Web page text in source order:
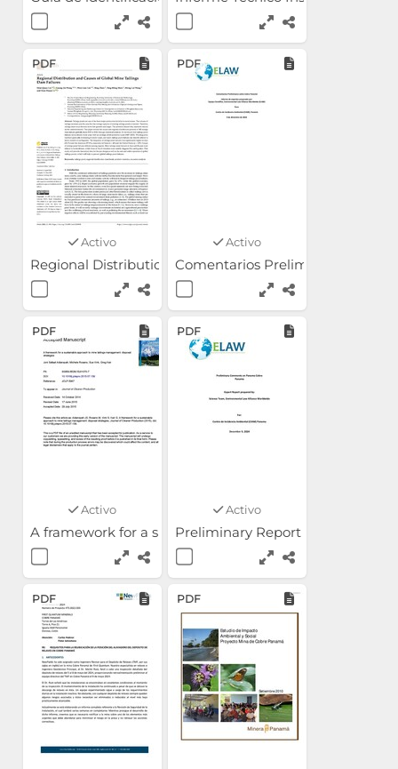
PDF
Activo
Regional Distribution and Causes of Global Mine
PDF
Activo
Comentarios Preliminares sobre
PDF
Activo
A framework for a sustainable approach to mine
PDF
Activo
Preliminary Report on the
PDF PDF